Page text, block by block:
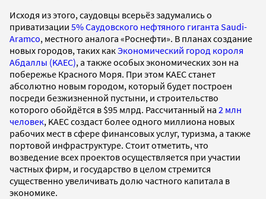
Исходя из этого, саудовцы всерьёз задумались о
приватизации 5% Саудовского нефтяного гиганта Saudi-
Aramco, местного аналога «Роснефти». В планах создание
новых городов, таких какЭкономический город короля
Абдаллы (KAEC), а также особых экономических зон на
побережье Красного Моря. При этом KAEC станет
абсолютно новым городом, который будет построен
посреди безжизненной пустыни, и строительство
которого обойдётся в $95 млрд. Рассчитанный на 2 млн
человек, KAEC создаст более одного миллиона новых
рабочих мест в сфере финансовых услуг, туризма, а также
портовой инфраструктуре. Стоит отметить, что
возведение всех проектов осуществляется при участии
частных фирм, и государство в целом стремится
существенно увеличивать долю частного капитала в
экономике.